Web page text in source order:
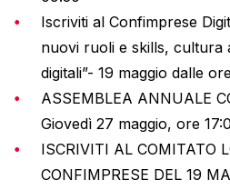
Iscriviti al Confimprese
nuovi ruoli e skills, cultura
digitali”- 19 maggio dalle
ASSEMBLEA ANNUALE
Giovedì 27 maggio, ore
ISCRIVITI AL COMITATO
CONFIMPRESE DEL 19